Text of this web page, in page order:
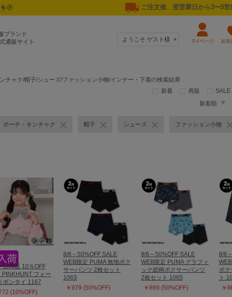
ご注文後、翌営業日から3〜5
ブランド
通販サイト
ようこそ ゲスト様
チャク/帽子/シューズ/ファッション小物/インナー・下着の検索結果
新着
再販
新着順
ポーチ・キンチャク 帽子 シューズ ファッション小物
部再販 10％OFF
PINKHUNT フォー
ボンタイ 1167
(10%OFF)
8/6～50%OFF SALE
WEB限定 PUMA 無地ボク
サーパンツ 2枚セット
1063
￥979 (50%OFF)
8/6～50%OFF SALE
WEB限定 PUMA グラフィ
ック総柄ボクサーパンツ
2枚セット 1065
￥869 (50%OFF)
8/6
ボク
ト
￥